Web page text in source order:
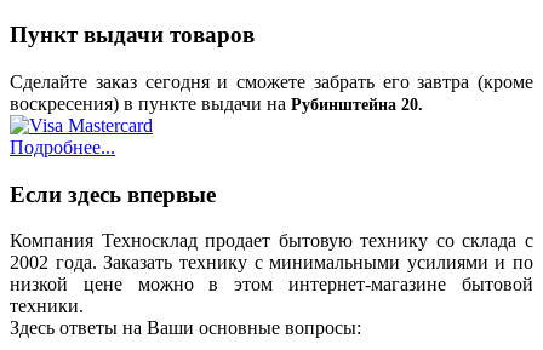
Пункт выдачи товаров
Сделайте заказ сегодня и сможете забрать его завтра (кроме
воскресения) в пункте выдачи на Рубинштейна 20.
Подробнее...
Если здесь впервые
Компания Техносклад продает бытовую технику со склада с
2002 года. Заказать технику с минимальными усилиями и по
низкой цене можно в этом интернет-магазине бытовой
техники.
Здесь ответы на Ваши основные вопросы: